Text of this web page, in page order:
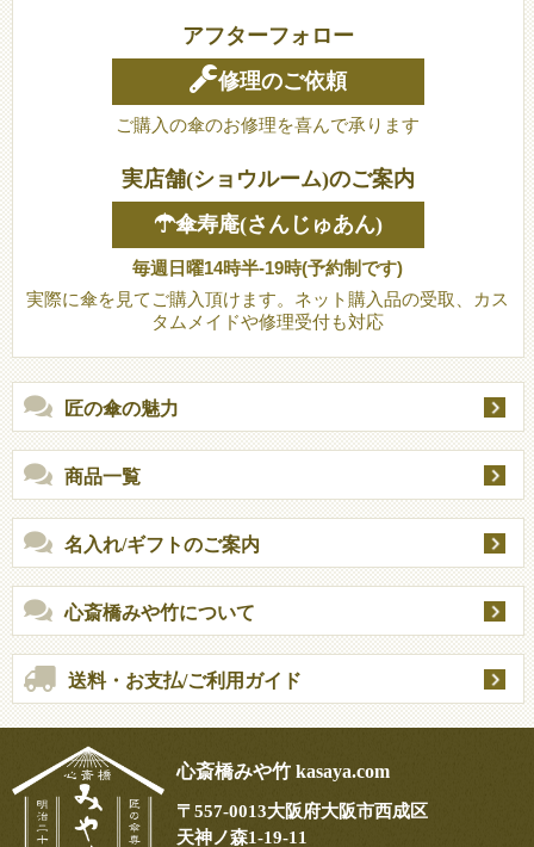
アフターフォロー
修理のご依頼
ご購入の傘のお修理を喜んで承ります
実店舗(ショウルーム)のご案内
☂傘寿庵(さんじゅあん)
毎週日曜14時半-19時(予約制です)
実際に傘を見てご購入頂けます。ネット購入品の受取、カス
タムメイドや修理受付も対応
匠の傘の魅力
商品一覧
名入れ/ギフトのご案内
心斎橋みや竹について
送料・お支払/ご利用ガイド
心斎橋みや竹 kasaya.com
〒557-0013大阪府大阪市西成区
天神ノ森1-19-11